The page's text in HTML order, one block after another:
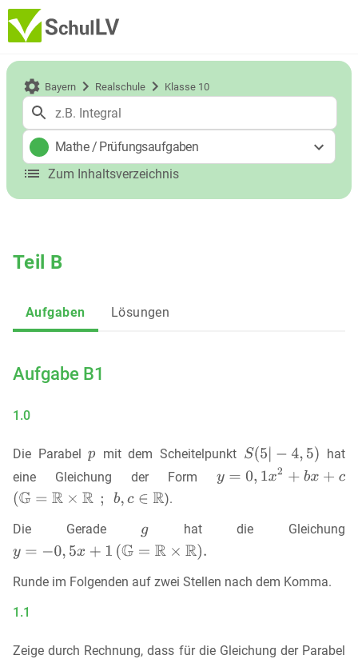
Bayern Realschule Klasse 10
Mathe/ Prüfungsaufgaben
Zum Inhaltsverzeichnis
Teil B
Aufgaben Lösungen
Aufgabe B1
1.0
Die Parabel mit dem Scheitelpunkt
hat
eine Gleichung der Form
).
Die Gerade
hat die Gleichung
Runde im Folgenden auf zwei Stellen nach dem Komma.
1.1
Zeige durch Rechnung, dass für die Gleichung der Parabel